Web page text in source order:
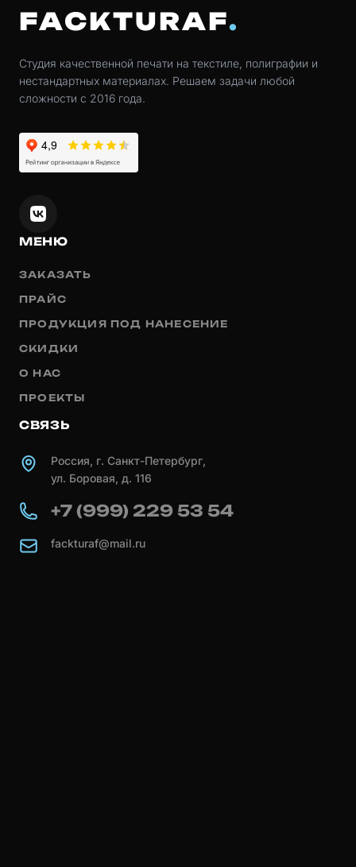
FACKTURAF
Студия качественной печати на текстиле, полиграфии и
нестандартных материалах. Решаем задачи любой
сложности с 2016 года.
МЕНЮ
ЗАКАЗАТЬ
ПРАЙС
ПРОДУКЦИЯ ПОД НАНЕСЕНИЕ
СКИДКИ
О НАС
ПРОЕКТЫ
СВЯЗЬ
Россия, г. Санкт-Петербург,
ул. Боровая, д. 116
+7 (999) 229 53 54
fackturaf@mail.ru